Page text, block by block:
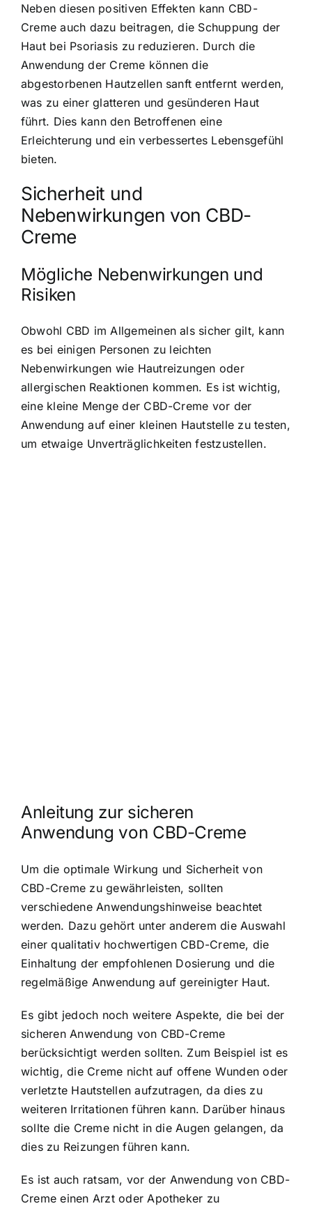
Neben diesen positiven Effekten kann CBD-
Creme auch dazu beitragen, die Schuppung der
Haut bei Psoriasis zu reduzieren. Durch die
Anwendung der Creme können die
abgestorbenen Hautzellen sanft entfernt werden,
was zu einer glatteren und gesünderen Haut
führt. Dies kann den Betroffenen eine
Erleichterung und ein verbessertes Lebensgefühl
bieten.
Sicherheit und
Nebenwirkungen von CBD-
Creme
Mögliche Nebenwirkungen und
Risiken
Obwohl CBD im Allgemeinen als sicher gilt, kann
es bei einigen Personen zu leichten
Nebenwirkungen wie Hautreizungen oder
allergischen Reaktionen kommen. Es ist wichtig,
eine kleine Menge der CBD-Creme vor der
Anwendung auf einer kleinen Hautstelle zu testen,
um etwaige Unverträglichkeiten festzustellen.
Anleitung zur sicheren
Anwendung von CBD-Creme
Um die optimale Wirkung und Sicherheit von
CBD-Creme zu gewährleisten, sollten
verschiedene Anwendungshinweise beachtet
werden. Dazu gehört unter anderem die Auswahl
einer qualitativ hochwertigen CBD-Creme, die
Einhaltung der empfohlenen Dosierung und die
regelmäßige Anwendung auf gereinigter Haut.
Es gibt jedoch noch weitere Aspekte, die bei der
sicheren Anwendung von CBD-Creme
berücksichtigt werden sollten. Zum Beispiel ist es
wichtig, die Creme nicht auf offene Wunden oder
verletzte Hautstellen aufzutragen, da dies zu
weiteren Irritationen führen kann. Darüber hinaus
sollte die Creme nicht in die Augen gelangen, da
dies zu Reizungen führen kann.
Es ist auch ratsam, vor der Anwendung von CBD-
Creme einen Arzt oder Apotheker zu